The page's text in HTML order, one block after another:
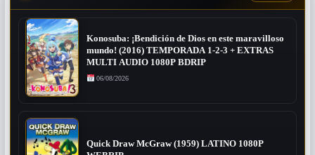
Konosuba: ¡Bendición de Dios en este maravilloso
mundo! (2016) TEMPORADA 1-2-3 + EXTRAS
MULTI AUDIO 1080P BDRIP
06/08/2026
Quick Draw McGraw (1959) LATINO 1080P